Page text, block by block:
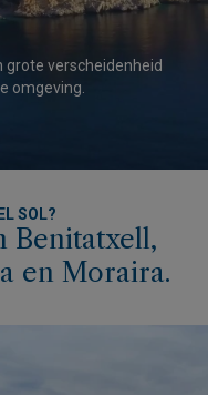
grote verscheidenheid
omgeving.
SOL?
Benitatxell,
en Moraira.